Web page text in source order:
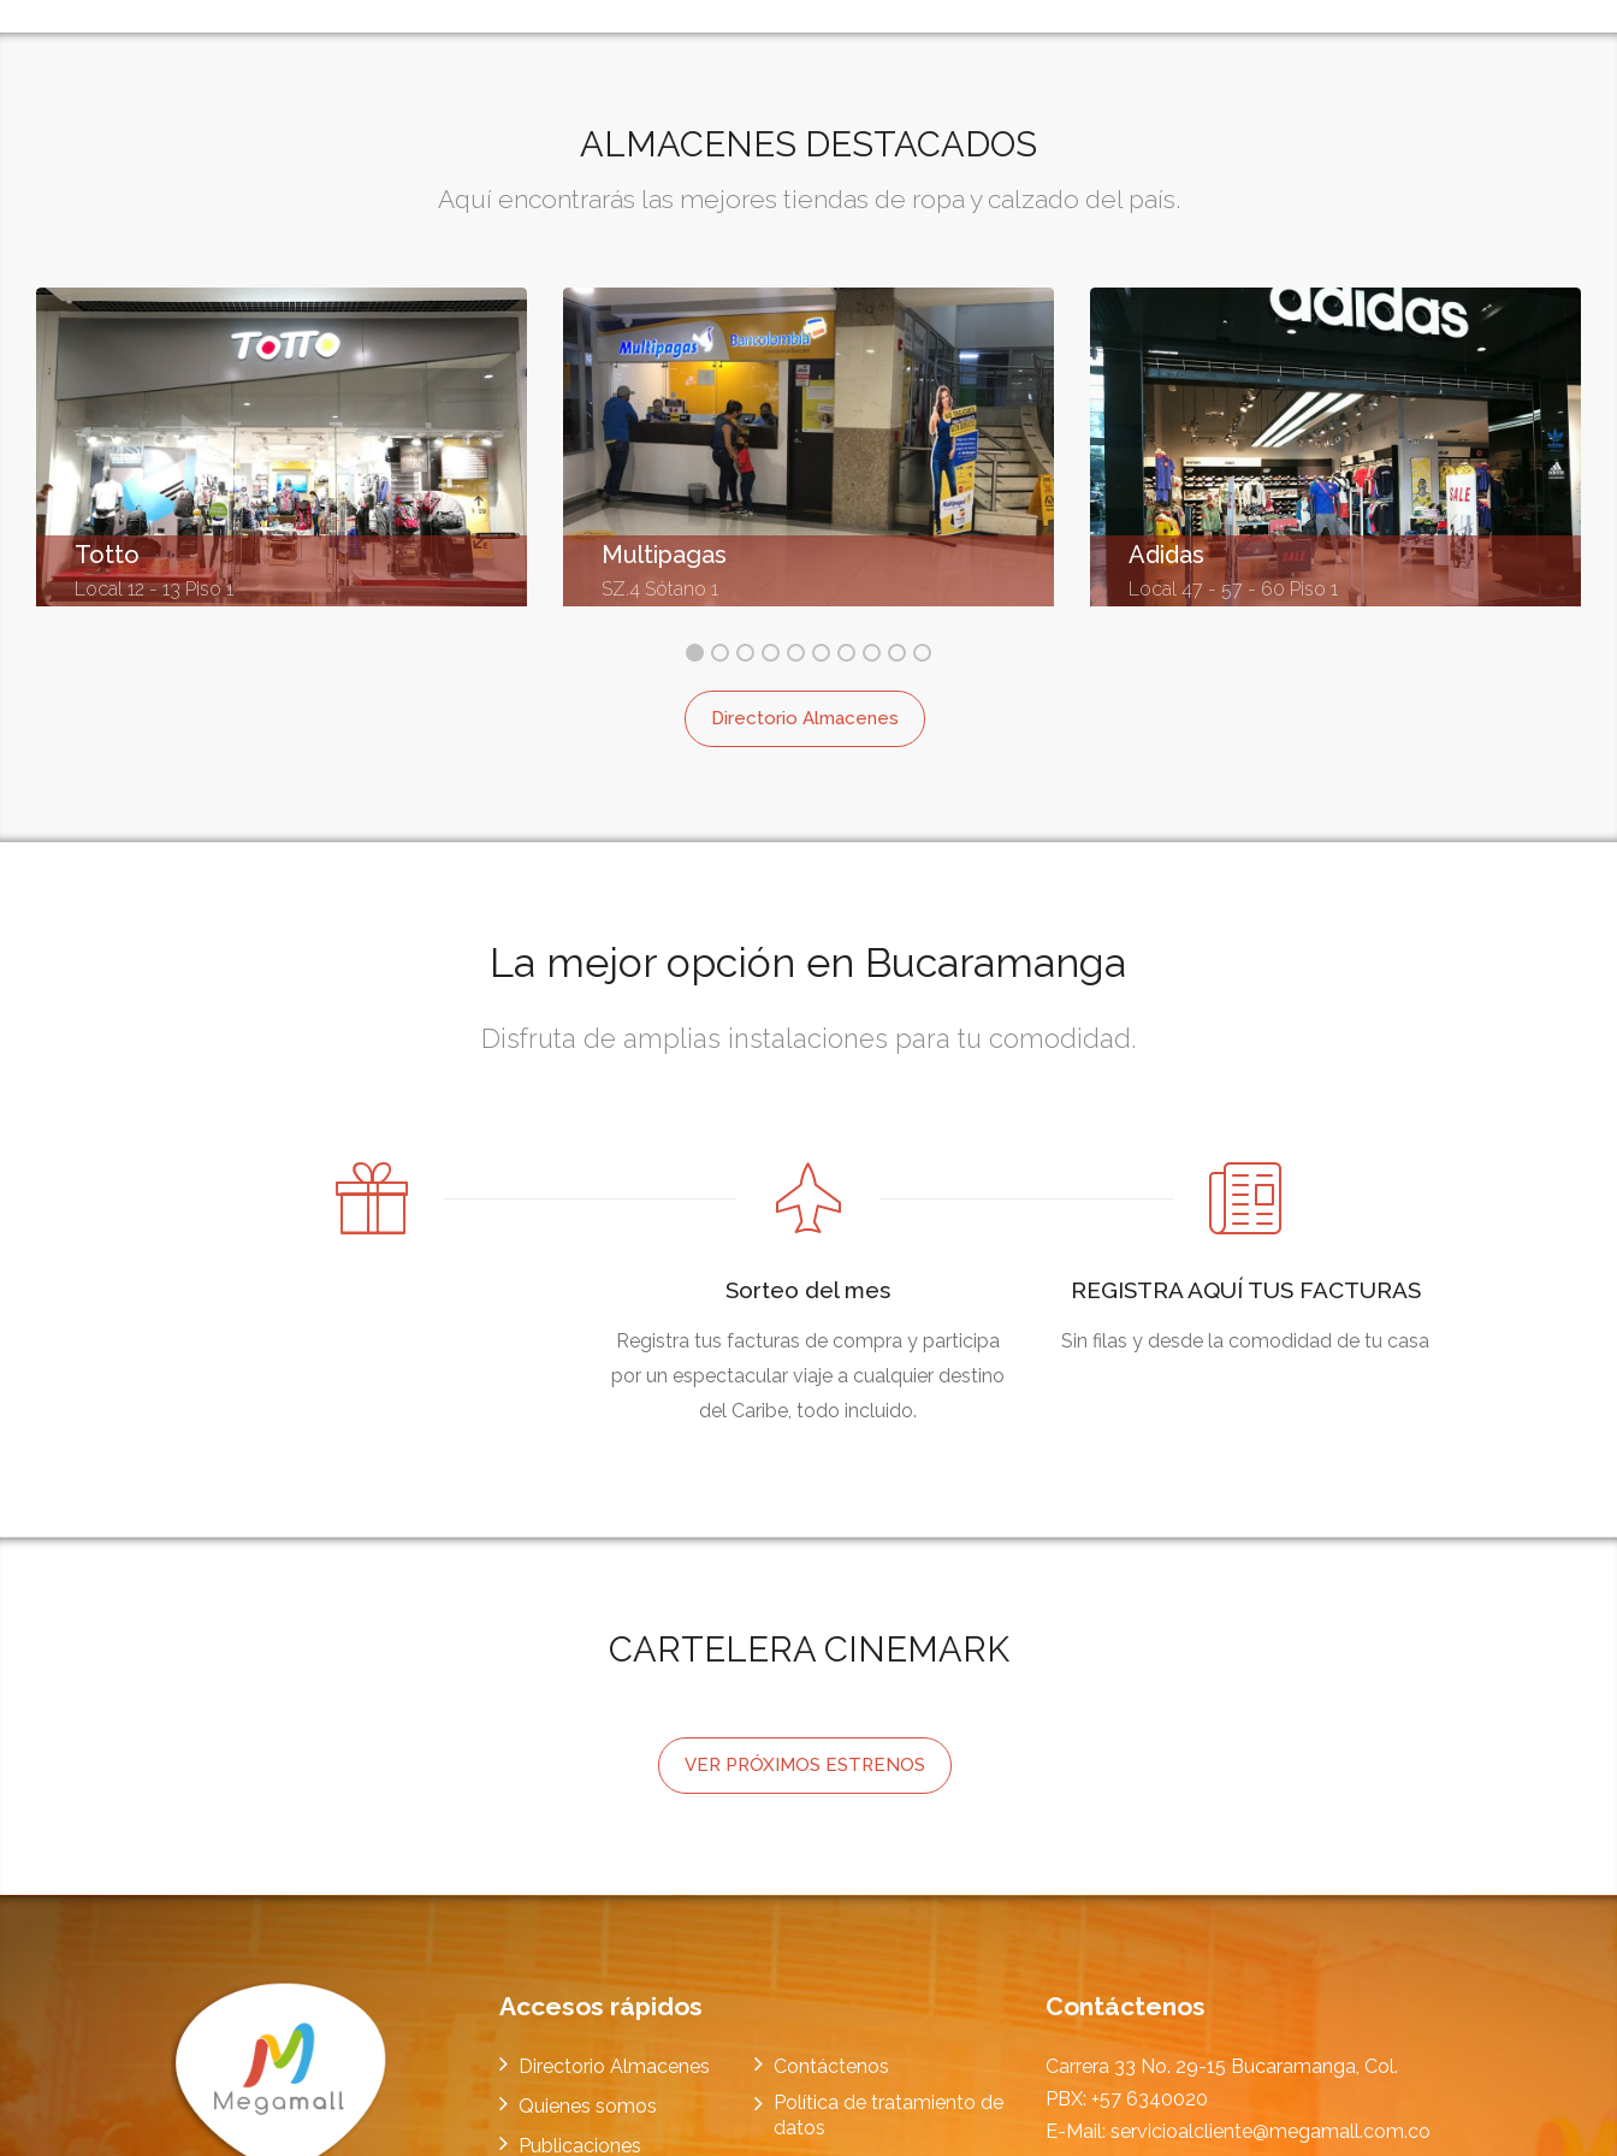
ALMACENES DESTACADOS
Aquí encontrarás las mejores tiendas de ropa y calzado del país.
Totto
Local 12 - 13 Piso 1
Multipagas
SZ.4 Sótano 1
Adidas
Local 47 - 57 - 60 Piso 1
Directorio Almacenes
La mejor opción en Bucaramanga
Disfruta de amplias instalaciones para tu comodidad.
Sorteo del mes
Registra tus facturas de compra y participa
por un espectacular viaje a cualquier destino
del Caribe, todo incluido.
REGISTRA AQUÍ TUS FACTURAS
Sin filas y desde la comodidad de tu casa
CARTELERA CINEMARK
VER PRÓXIMOS ESTRENOS
Accesos rápidos
Directorio Almacenes
Quienes somos
Publicaciones
Contáctenos
Política de tratamiento de
datos
Contáctenos
Carrera 33 No. 29-15 Bucaramanga, Col.
PBX: +57 6340020
E-Mail: servicioalcliente@megamall.com.co